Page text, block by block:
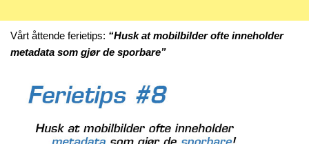
Vårt åttende ferietips: “Husk at mobilbilder ofte inneholder
metadata som gjør de sporbare”